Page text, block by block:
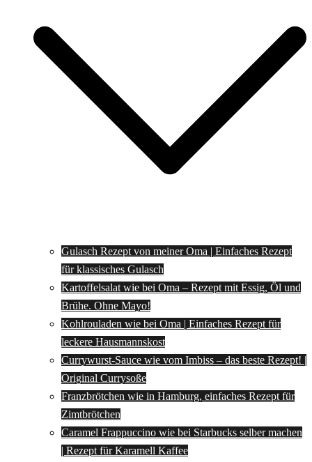
Gulasch Rezept von meiner Oma | Einfaches Rezept
für klassisches Gulasch
Kartoffelsalat wie bei Oma – Rezept mit Essig, Öl und
Brühe. Ohne Mayo!
Kohlrouladen wie bei Oma | Einfaches Rezept für
leckere Hausmannskost
Currywurst-Sauce wie vom Imbiss – das beste Rezept! |
Original Currysoße
Franzbrötchen wie in Hamburg, einfaches Rezept für
Zimtbrötchen
Caramel Frappuccino wie bei Starbucks selber machen
| Rezept für Karamell Kaffee